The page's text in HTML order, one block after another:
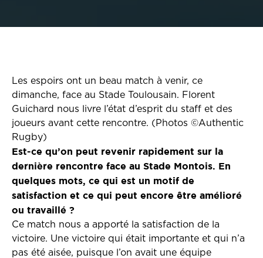
Les espoirs ont un beau match à venir, ce
dimanche, face au Stade Toulousain. Florent
Guichard nous livre l’état d’esprit du staff et des
joueurs avant cette rencontre. (Photos ©Authentic
Rugby)
Est-ce qu’on peut revenir rapidement sur la
dernière rencontre face au Stade Montois. En
quelques mots, ce qui est un motif de
satisfaction et ce qui peut encore être amélioré
ou travaillé ?
Ce match nous a apporté la satisfaction de la
victoire. Une victoire qui était importante et qui n’a
pas été aisée, puisque l’on avait une équipe